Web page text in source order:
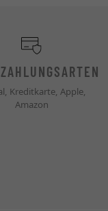
Kreditkarte, Apple,
Amazon